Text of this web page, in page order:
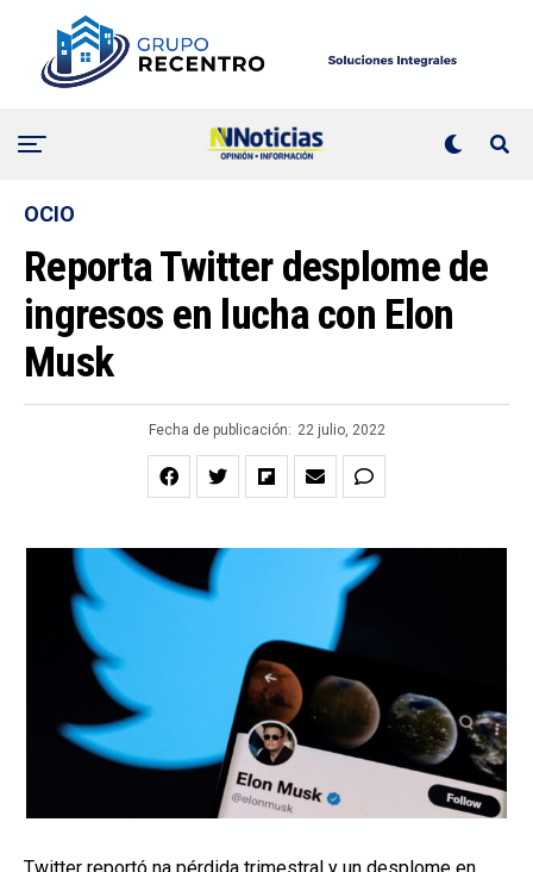
OCIO
Reporta Twitter desplome de
ingresos en lucha con Elon
Musk
Fecha de publicación: 22 julio, 2022